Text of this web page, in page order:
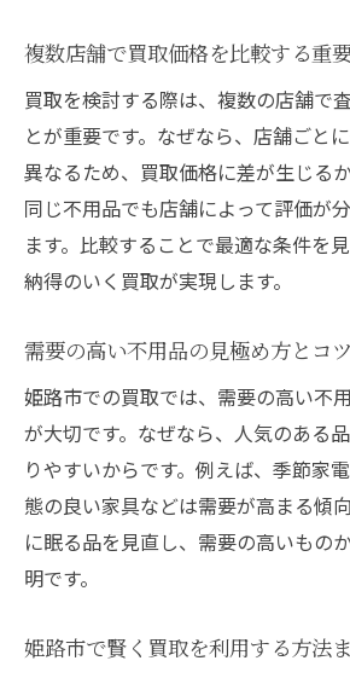
複数店舗で買取価格を比較する重
買取を検討する際は、複数の店舗で
とが重要です。なぜなら、店舗ごと
異なるため、買取価格に差が生じる
同じ不用品でも店舗によって評価が
ます。比較することで最適な条件を
納得のいく買取が実現します。
需要の高い不用品の見極め方とコツ
姫路市での買取では、需要の高い不
が大切です。なぜなら、人気のある
りやすいからです。例えば、季節家
態の良い家具などは需要が高まる傾
に眠る品を見直し、需要の高いもの
明です。
姫路市で賢く買取を利用する方法